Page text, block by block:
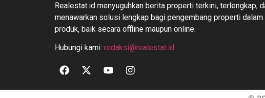
Realestat.id menyuguhkan berita properti terkini, terlengkap,
menawarkan solusi lengkap bagi pengembang properti
produk, baik secara offline maupun online.
Hubungi kami: redaksi@realestat.id